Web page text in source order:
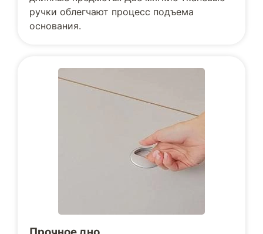
ручки облегчают процесс подъема
основания.